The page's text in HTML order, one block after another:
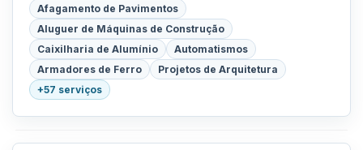
Afagamento de Pavimentos
Aluguer de Máquinas de Construção
Caixilharia de Alumínio
Automatismos
Armadores de Ferro
Projetos de Arquitetura
+57 serviços